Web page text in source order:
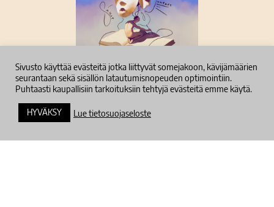
Tietosuojaseloste
Tilaa uutiskirje
Sivusto käyttää evästeitä jotka liittyvät somejakoon, kävijämäärien
seurantaan sekä sisällön latautumisnopeuden optimointiin.
Puhtaasti kaupallisiin tarkoituksiin tehtyjä evästeitä emme käytä.
HYVÄKSY Lue tietosuojaseloste